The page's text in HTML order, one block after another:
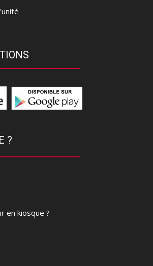
?
en kiosque ?